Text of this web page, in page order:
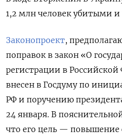
1,2 млн человек убитыми
Законопроект,
поправок в закон «О
регистрации в
внесен в Госдуму по
РФ и поручению
24 января. В
что его цель —